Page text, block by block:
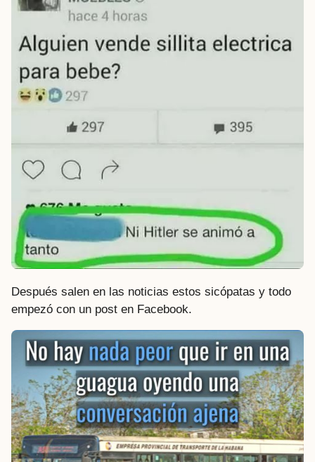
Después salen en las noticias estos sicópatas y todo
empezó con un post en Facebook.